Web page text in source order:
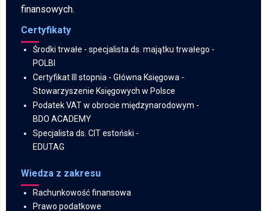
finansowych.
Certyfikaty
Środki trwałe - specjalista ds. majątku trwałego -
POLBI
Certyfikat III stopnia - Główna Księgowa -
Stowarzyszenie Księgowych w Polsce
Podatek VAT w obrocie międzynarodowym -
BDO ACADEMY
Specjalista ds. CIT estoński -
EDUTAG
Wiedza z zakresu
Rachunkowość finansowa
Prawo podatkowe